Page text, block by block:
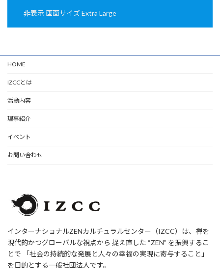
非表示 画面サイズ Extra Large
HOME
IZCCとは
活動内容
理事紹介
イベント
お問い合わせ
インターナショナルZENカルチュラルセンター（IZCC）は、禅を
現代的かつグローバルな視点から 捉え直した “ZEN” を振興するこ
とで 「社会の持続的な発展と人々の幸福の実現に寄与すること」
を目的とする一般社団法人です。